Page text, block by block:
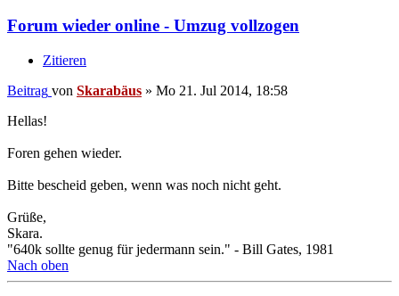
Forum wieder online - Umzug vollzogen
Zitieren
Beitrag von Skarabäus » Mo 21. Jul 2014, 18:58
Hellas!
Foren gehen wieder.
Bitte bescheid geben, wenn was noch nicht geht.
Grüße,
Skara.
"640k sollte genug für jedermann sein." - Bill Gates, 1981
Nach oben